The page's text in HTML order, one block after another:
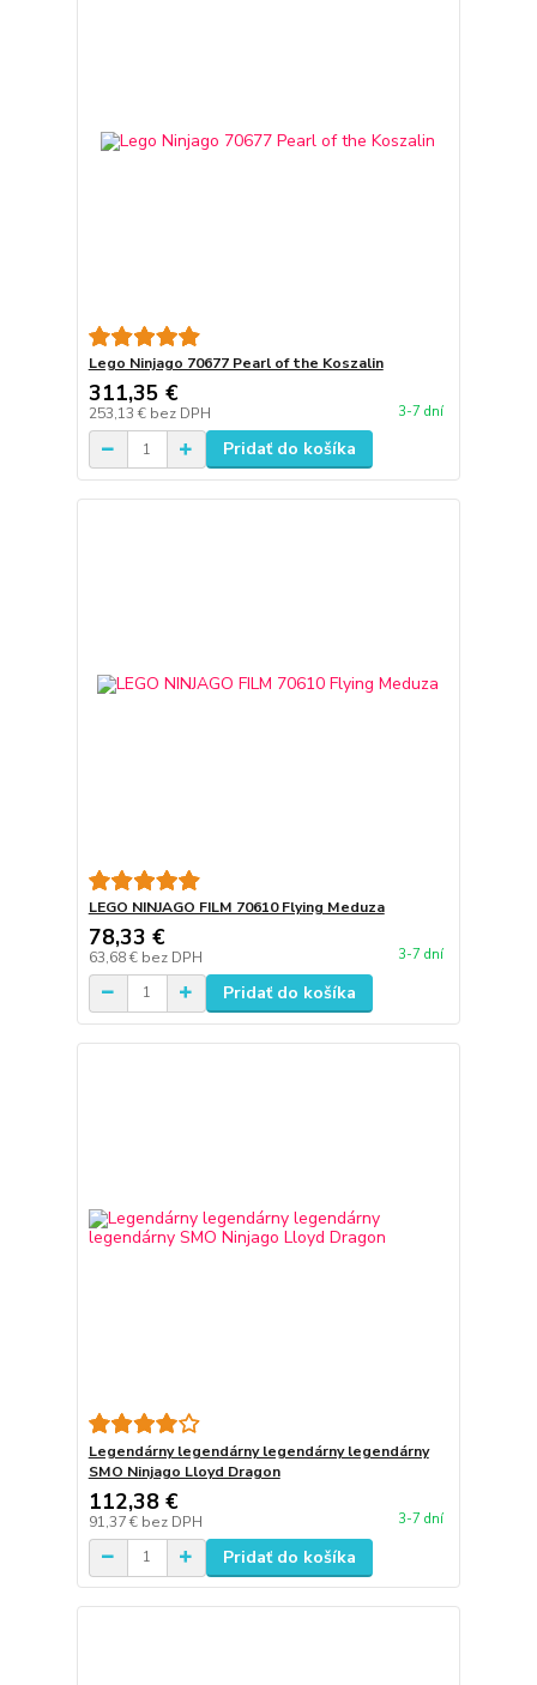
Lego Ninjago 70677 Pearl of the Koszalin
311,35 €
253,13 € bez DPH 3-7 dní
Pridať do košíka
LEGO NINJAGO FILM 70610 Flying Meduza
78,33 €
63,68 € bez DPH 3-7 dní
Pridať do košíka
Legendárny legendárny legendárny legendárny
SMO Ninjago Lloyd Dragon
112,38 €
91,37 € bez DPH 3-7 dní
Pridať do košíka